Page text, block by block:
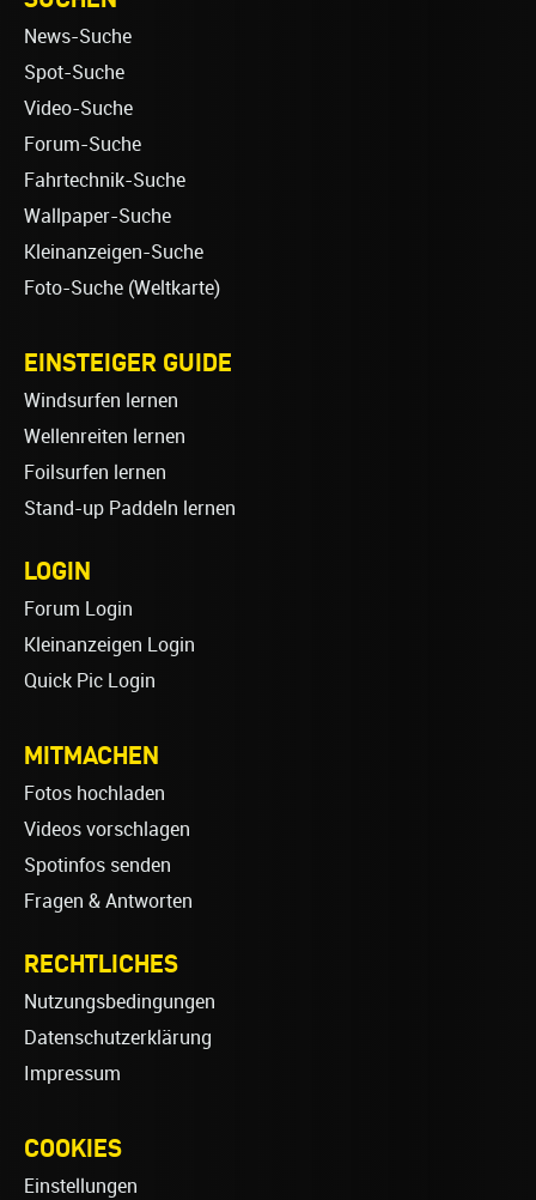
News-Suche
Spot-Suche
Video-Suche
Forum-Suche
Fahrtechnik-Suche
Wallpaper-Suche
Kleinanzeigen-Suche
Foto-Suche (Weltkarte)
EINSTEIGER GUIDE
Windsurfen lernen
Wellenreiten lernen
Foilsurfen lernen
Stand-up Paddeln lernen
LOGIN
Forum Login
Kleinanzeigen Login
Quick Pic Login
MITMACHEN
Fotos hochladen
Videos vorschlagen
Spotinfos senden
Fragen & Antworten
RECHTLICHES
Nutzungsbedingungen
Datenschutzerklärung
Impressum
COOKIES
Einstellungen